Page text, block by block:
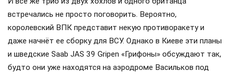
встречались не просто поговорить. Вероятно,
королевский ВПК представит некую противоракету и
даже начнёт ее сборку для ВСУ. Однако в Киеве эти планы
и шведские Saab JAS 39 Gripen «Грифоны» обсуждают так,
будто они уже находятся на аэродроме Васильков под